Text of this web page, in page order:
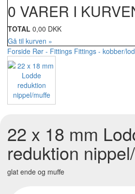
0 VARER I
TOTAL 0,00 DKK
Gå til kurven »
Forside Rør - Fittings Fittings - kobber/
22 x 18 mm
reduktion
glat ende og muffe